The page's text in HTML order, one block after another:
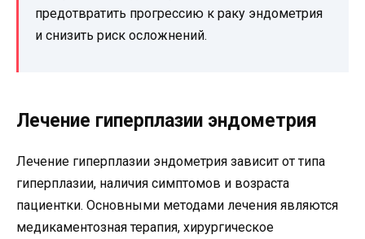
предотвратить прогрессию к раку эндометрия
и снизить риск осложнений.
Лечение гиперплазии эндометрия
Лечение гиперплазии эндометрия зависит от типа
гиперплазии, наличия симптомов и возраста
пациентки. Основными методами лечения являются
медикаментозная терапия, хирургическое